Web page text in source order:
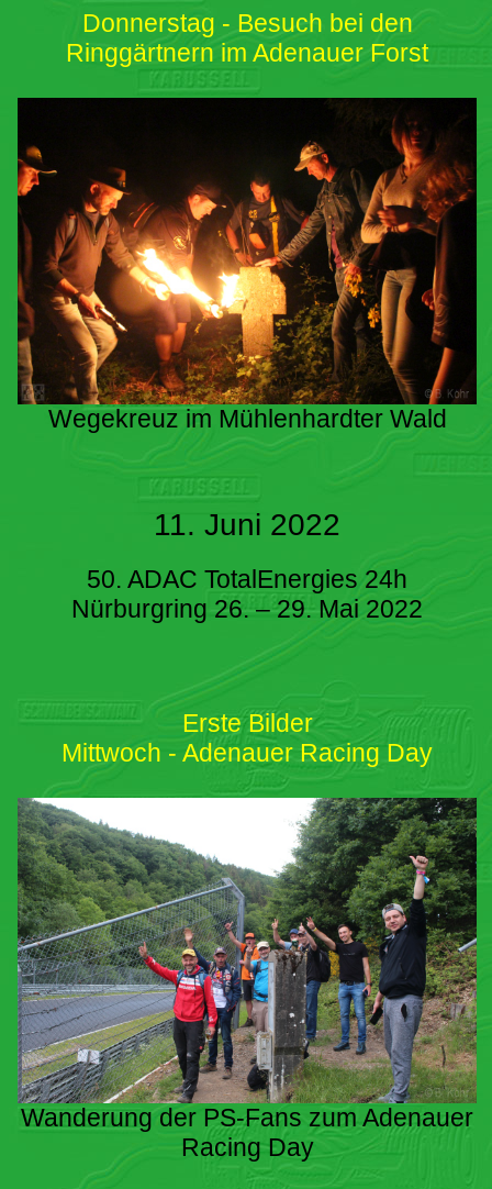
Donnerstag - Besuch bei den
Ringgärtnern im Adenauer Forst
Wegekreuz im Mühlenhardter Wald
11. Juni 2022
50. ADAC TotalEnergies 24h
Nürburgring 26. – 29. Mai 2022
Erste Bilder
Mittwoch - Adenauer Racing Day
Wanderung der PS-Fans zum Adenauer
Racing Day